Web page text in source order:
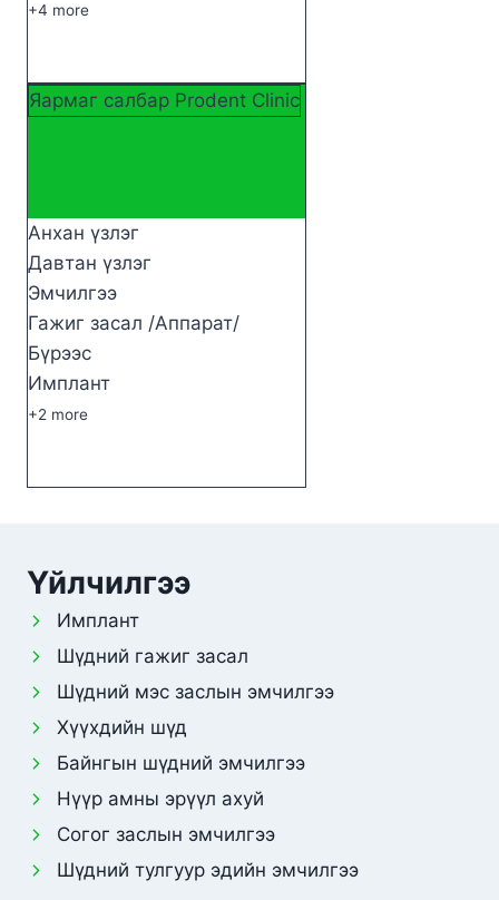
+4 more
Яармаг салбар Prodent Clinic
Анхан үзлэг
Давтан үзлэг
Эмчилгээ
Гажиг засал /Аппарат/
Бүрээс
Имплант
+2 more
Үйлчилгээ
Имплант
Шүдний гажиг засал
Шүдний мэс заслын эмчилгээ
Хүүхдийн шүд
Байнгын шүдний эмчилгээ
Нүүр амны эрүүл ахуй
Согог заслын эмчилгээ
Шүдний тулгуур эдийн эмчилгээ